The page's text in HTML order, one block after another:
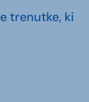
trenutke, ki